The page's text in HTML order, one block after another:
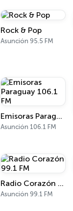
Rock & Pop
Asunción 95.5 FM
Emisoras Paraguay 106.1 FM
Asunción 106.1 FM
Radio Corazón 99.1 FM
Asunción 99.1 FM